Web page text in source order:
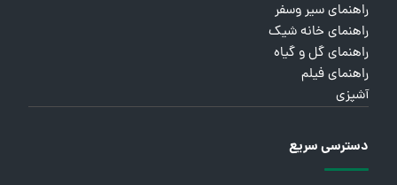
راهنمای سیر وسفر
راهنمای خانه شیک
راهنمای گل و گیاه
راهنمای فیلم
آشپزی
دسترسی سریع